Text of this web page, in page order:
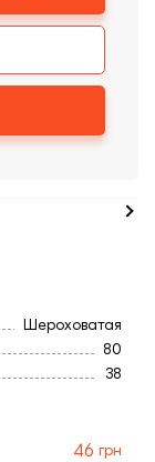
Шероховатая
80
38
20
46 грн